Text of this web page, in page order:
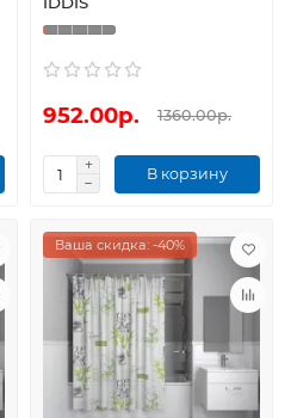
952.00р. 1360.00р.
В корзину
Ваша скидка: -40%